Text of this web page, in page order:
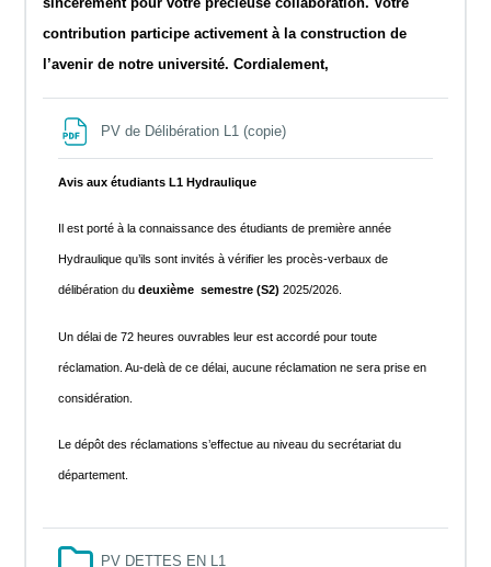
contribution participe activement à la construction de
l’avenir de notre université. Cordialement,
PV de Délibération L1 (copie)
Avis aux étudiants L1 Hydraulique
Il est porté à la connaissance des étudiants de première année
Hydraulique qu’ils sont invités à vérifier les procès-verbaux de
délibération du deuxième semestre (S2) 2025/2026.
Un délai de 72 heures ouvrables leur est accordé pour toute
réclamation. Au-delà de ce délai, aucune réclamation ne sera prise en
considération.
Le dépôt des réclamations s’effectue au niveau du secrétariat du
département.
PV DETTES EN L1